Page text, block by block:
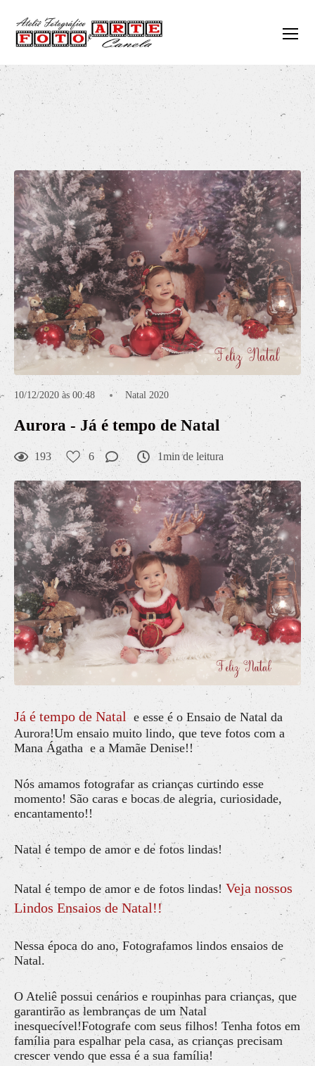
10/12/2020 às 00:48 Natal 2020
Aurora - Já é tempo de Natal
193 6 1min de leitura
Já é tempo de Natal e esse é o Ensaio de Natal da
Aurora!Um ensaio muito lindo, que teve fotos com a
Mana Ágatha e a Mamãe Denise!!
Nós amamos fotografar as crianças curtindo esse
momento! São caras e bocas de alegria, curiosidade,
encantamento!!
Natal é tempo de amor e de fotos lindas!
Natal é tempo de amor e de fotos lindas! Veja nossos
Lindos Ensaios de Natal!!
Nessa época do ano, Fotografamos lindos ensaios de
Natal.
O Ateliê possui cenários e roupinhas para crianças, que
garantirão as lembranças de um Natal
inesquecível!Fotografe com seus filhos! Tenha fotos em
família para espalhar pela casa, as crianças precisam
crescer vendo que essa é a sua família!